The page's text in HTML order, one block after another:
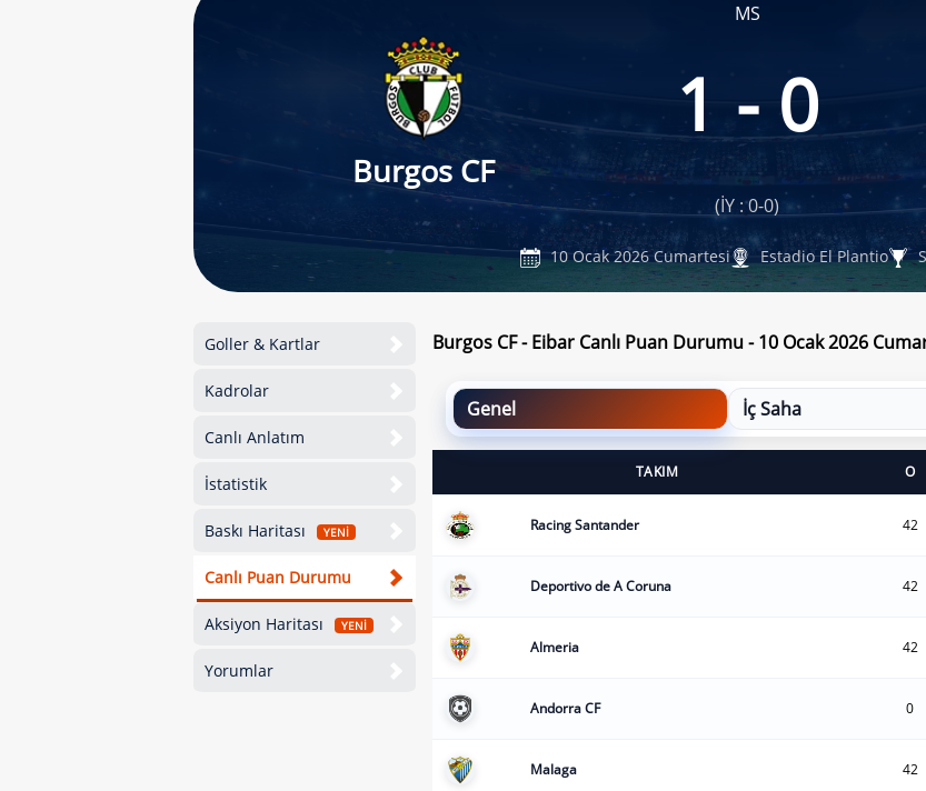
MS
Burgos CF
1 - 0
(İY : 0-0)
10 Ocak 2026 Cumartesi Estadio El Plantio
Goller & Kartlar
Kadrolar
Canlı Anlatım
İstatistik
Baskı Haritası YENİ
Canlı Puan Durumu
Aksiyon Haritası YENİ
Yorumlar
Burgos CF - Eibar Canlı Puan Durumu - 10 Ocak 2026
Genel İç Saha
TAKIM O
Racing Santander 42
Deportivo de A Coruna 42
Almeria 42
Andorra CF 0
Malaga 42